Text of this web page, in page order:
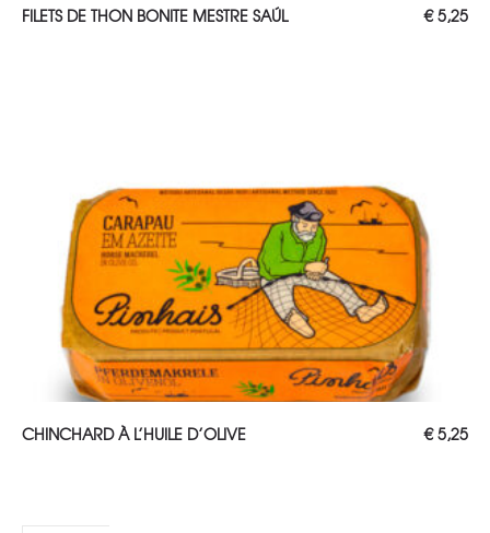
AJOUTER AU PANIER
FILETS DE THON BONITE MESTRE SAÚL €5,25
AJOUTER AU PANIER
CHINCHARD À L’HUILE D’OLIVE €5,25